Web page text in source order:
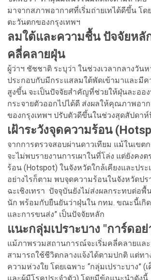
มาจากสภาพอากาศที่เริ่มถ่ายเทได้ดีขึ้น โด
ตะวันตกของกรุงเทพฯ
ลมใต้และความชื้น ปัจจัยหลั
คลี่คลายฝุ่น
ผู้ว่าฯ ชัชชาติ ระบุว่า ในช่วงเวลากลางวั
ประกอบกับมีกระแสลมใต้พัดเข้ามาและมี
สูงขึ้น จะเป็นปัจจัยสำคัญที่ช่วยให้ฝุ่นละออ
กระจายตัวออกไปได้ดี ส่งผลให้คุณภาพอา
ของกรุงเทพฯ ปรับตัวดีขึ้นในช่วงสุดสัปดา
เฝ้าระวังจุดความร้อน
จากการตรวจสอบผ่านดาวเทียม แม้ในเขต
จะไม่พบรายงานการเผาในที่โล่ง แต่ยังคง
ร้อน (Hotspot) ในจังหวัดใกล้เคียงและปร
อย่างไรก็ตาม พบจุดความร้อนในจังหวัดปร
ฉะเชิงเทรา ปัจจุบันยังไม่ส่งผลกระทบต่อพื้
นัก พร้อมกับยืนยันว่าฝุ่นใน กทม. ขณะนี้เกิด
และการขนส่ง” เป็นปัจจัยหลัก
แนะกลุ่มเปราะบาง "การ์ดอ
แม้ภาพรวมสถานการณ์จะเริ่มคลี่คลายแล
สามารถใช้ชีวิตกลางแจ้งได้ตามปกติ แต่ทา
ความห่วงใย โดยเฉพาะ “กลุ่มเปราะบาง” (